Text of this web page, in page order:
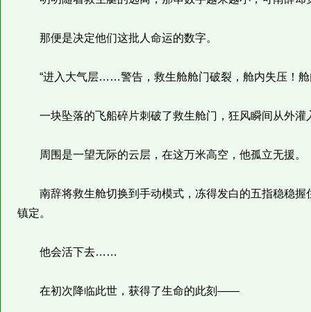
那便是决定他们这批人命运的数字。
“进入大气层……警告，救生舱舱门破裂，舱内失压！
一块坠落的飞船碎片刺破了救生舱门，狂风瞬间从外灌
周围是一望无际的云层，在这万米高空，他孤立无援。
南辞将救生舱切换到手动模式，冻得发白的五指稳稳握
镇定。
他会活下去……
在初次降临此世，获得了生命的此刻——